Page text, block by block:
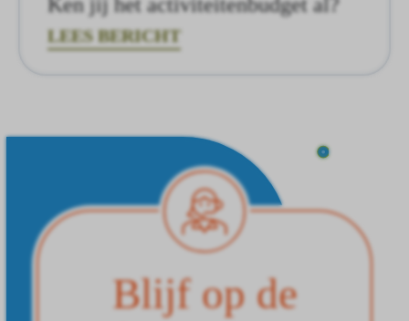
LEES BERICHT
Blijf op de